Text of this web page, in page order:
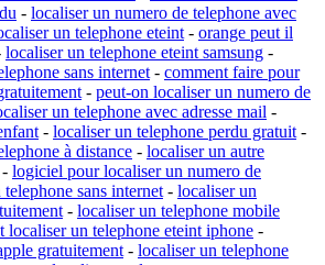
- localiser un numero de telephone avec
un telephone eteint - orange peut il
localiser un telephone eteint samsung -
sans internet - comment faire pour
- peut-on localiser un numero de
un telephone avec adresse mail -
- localiser un telephone perdu gratuit -
à distance - localiser un autre
- logiciel pour localiser un numero de
sans internet - localiser un
- localiser un telephone mobile
localiser un telephone eteint iphone -
gratuitement - localiser un telephone